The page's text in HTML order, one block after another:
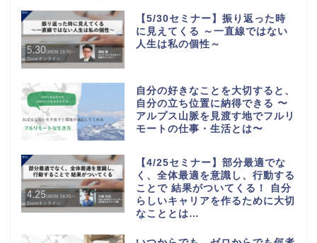
【5/30セミナー】振り返った時
に見えてくる ～一直線ではない
人生は私の個性～
自分の好きなことを大切すると、
自分の立ち位置に納得できる 〜
アルプス山脈を見渡す地でフルリ
モートの仕事・生活とは〜
【4/25セミナー】部分最適でな
く、全体最適を意識し、行動する
ことで 結果がついてくる！ 自分
らしいキャリアを作るために大切
なこととは…